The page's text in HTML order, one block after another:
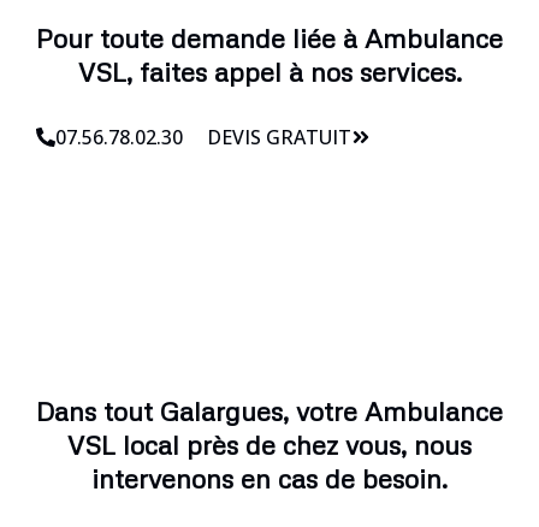
Pour toute demande liée à Ambulance
VSL, faites appel à nos services.
07.56.78.02.30 DEVIS GRATUIT
Dans tout Galargues, votre Ambulance
VSL local près de chez vous, nous
intervenons en cas de besoin.